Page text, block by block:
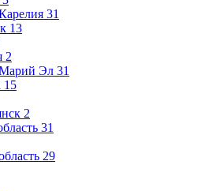
31
13
2
Эл 31
15
2
31
29